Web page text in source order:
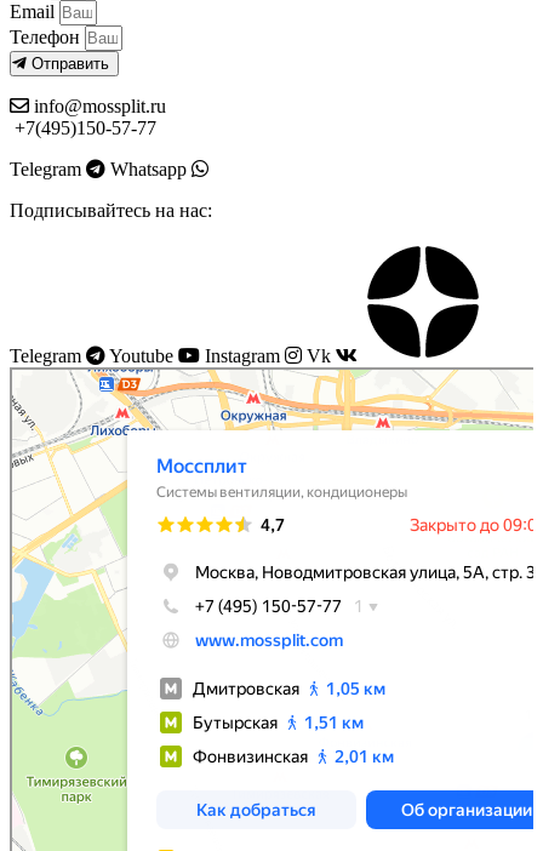
Email
Телефон
Отправить
info@mossplit.ru
+7(495)150-57-77
Telegram
Whatsapp
Подписывайтесь на нас:
Telegram Youtube Instagram Vk
Моссплит
Системы вентиляции в Москве
Установка кондиционеров в Москве